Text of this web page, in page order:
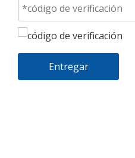
Entregar